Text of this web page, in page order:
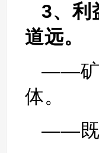
3、利
道远。
——矿
体。
——既